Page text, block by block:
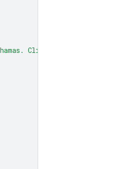
Click here to claim your